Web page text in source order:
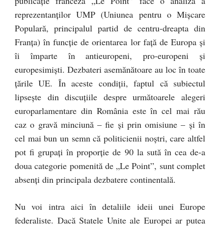
reprezentanților UMP (Uniunea pentru o Mișcare
Populară, principalul partid de centru-dreapta din
Franța) în funcție de orientarea lor față de Europa și
îi împarte în antieuropeni, pro-europeni și
europesimiști. Dezbateri asemănătoare au loc în toate
țările UE. În aceste condiții, faptul că subiectul
lipsește din discuțiile despre următoarele alegeri
europarlamentare din România este în cel mai rău
caz o gravă minciună – fie și prin omisiune – și în
cel mai bun un semn că politicienii noștri, care altfel
pot fi grupați în proporție de 90 la sută în cea de-a
doua categorie pomenită de „Le Point”, sunt complet
absenți din principala dezbatere continentală.
Nu voi intra aici în detaliile ideii unei Europe
federaliste. Dacă Statele Unite ale Europei ar putea